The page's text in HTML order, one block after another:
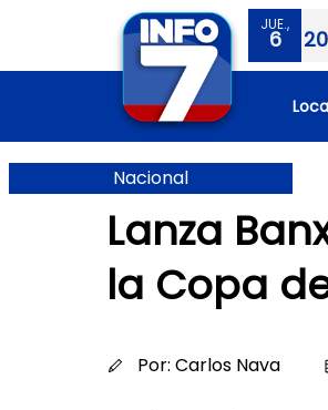
JUE.,
6
Nacional
Lanza
la Copa
Por: Carlos Nava